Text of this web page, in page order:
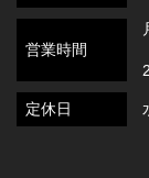
営業時間
定休日